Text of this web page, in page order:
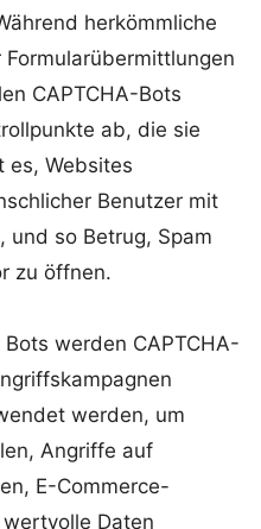
herkömmliche
CAPTCHA-Bots
ab, die sie
es, Websites
Benutzer mit
so Betrug, Spam
zu öffnen.
werden CAPTCHA-
werden, um
Angriffe auf
E-Commerce-
Daten